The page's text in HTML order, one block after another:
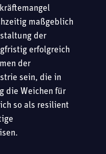
maßgeblich
der
erfolgreich
der
sein, die in
die Weichen für
so als resilient